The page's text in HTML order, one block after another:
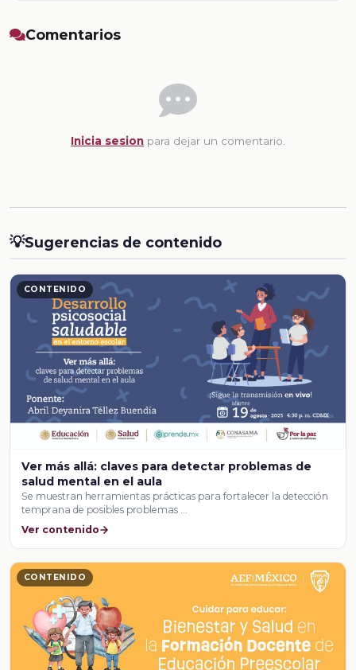
Comentarios
Inicia sesion para dejar un comentario.
💡Sugerencias de contenido
CONTENIDO
Ver más allá: claves para detectar problemas de
salud mental en el aula
Se muestran herramientas prácticas para fortalecer la detección
temprana de posibles problemas …
Ver contenido
CONTENIDO